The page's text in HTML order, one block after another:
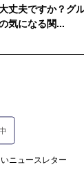
丈夫ですか？グ
気になる関...
ペプチド」ブーム
ニュースレター